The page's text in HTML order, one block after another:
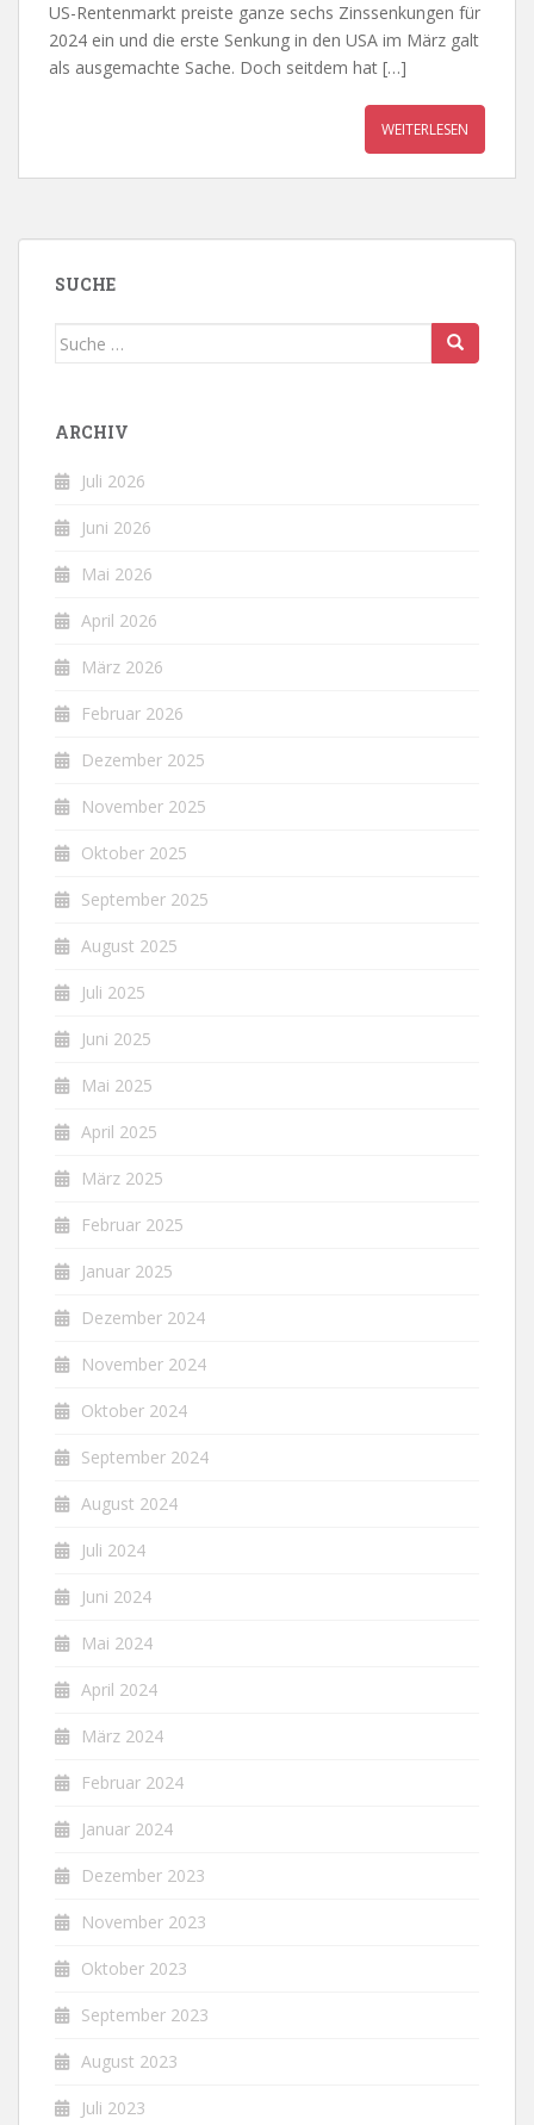
US-Rentenmarkt preiste ganze sechs Zinssenkungen für
2024 ein und die erste Senkung in den USA im März galt
als ausgemachte Sache. Doch seitdem hat […]
WEITERLESEN
SUCHE
Suche
ARCHIV
Juli 2026
Juni 2026
Mai 2026
April 2026
März 2026
Februar 2026
Dezember 2025
November 2025
Oktober 2025
September 2025
August 2025
Juli 2025
Juni 2025
Mai 2025
April 2025
März 2025
Februar 2025
Januar 2025
Dezember 2024
November 2024
Oktober 2024
September 2024
August 2024
Juli 2024
Juni 2024
Mai 2024
April 2024
März 2024
Februar 2024
Januar 2024
Dezember 2023
November 2023
Oktober 2023
September 2023
August 2023
Juli 2023